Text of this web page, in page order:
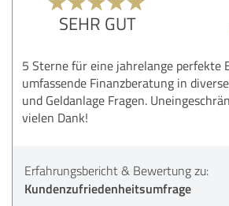
SEHR GUT
5 Sterne für eine jahrelange perfekte
umfassende Finanzberatung in
und Geldanlage Fragen.
vielen Dank!
Erfahrungsbericht & Bewertung zu:
Kundenzufriedenheitsumfrage